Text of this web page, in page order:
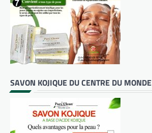
SAVON KOJIQUE DU CENTRE DU MONDE